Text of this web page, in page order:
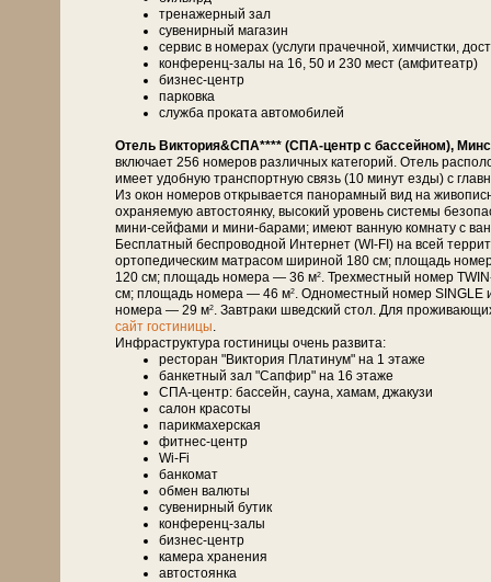
тренажерный зал
сувенирный магазин
сервис в номерах (услуги прачечной, химчистки,
конференц-залы на 16, 50 и 230 мест (амфитеатр)
бизнес-центр
парковка
служба проката автомобилей
Отель Виктория&СПА**** (СПА-центр с бассейном),
включает 256 номеров различных категорий. Отель
имеет удобную транспортную связь (10 минут езды) с
Из окон номеров открывается панорамный вид на
охраняемую автостоянку, высокий уровень системы
мини-сейфами и мини-барами; имеют ванную комнату с
Бесплатный беспроводной Интернет (WI-FI) на всей
ортопедическим матрасом шириной 180 см; площадь
120 см; площадь номера — 36 м2. Трехместный номер
см; площадь номера — 46 м2. Одноместный номер SINGLE
номера — 29 м2. Завтраки шведский стол. Для
сайт гостиницы.
Инфраструктура гостиницы очень развита:
ресторан "Виктория Платинум" на 1 этаже
банкетный зал "Сапфир" на 16 этаже
СПА-центр: бассейн, сауна, хамам, джакузи
салон красоты
парикмахерская
фитнес-центр
Wi-Fi
банкомат
обмен валюты
сувенирный бутик
конференц-залы
бизнес-центр
камера хранения
автостоянка